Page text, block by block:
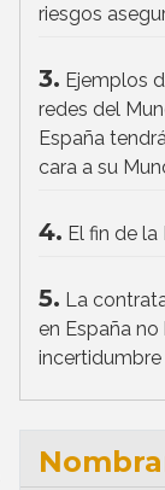
riesgos
3. Ejemplos
redes del
España
cara a su
4. El fin de
5. La
en España